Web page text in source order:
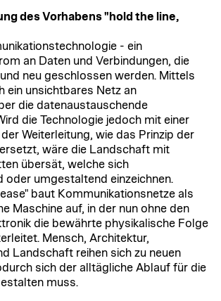
des Vorhabens "hold the line,
- ein
an Daten und Verbindungen, die
neu geschlossen werden. Mittels
ein unsichtbares Netz an
die datenaustauschende
die Technologie jedoch mit einer
Weiterleitung, wie das Prinzip der
wäre die Landschaft mit
übersät, welche sich
oder umgestaltend einzeichnen.
baut Kommunikationsnetze als
Maschine auf, in der nun ohne den
die bewährte physikalische Folge
Mensch, Architektur,
Landschaft reihen sich zu neuen
sich der alltägliche Ablauf für die
muss.